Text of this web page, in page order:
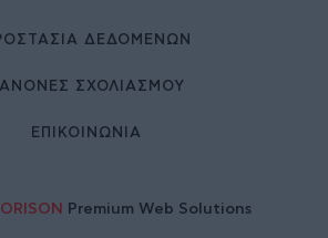
ΔΕΔΟΜΕΝΩΝ
ΣΧΟΛΙΑΣΜΟΥ
ΕΠΙΚΟΙΝΩΝΊΑ
Premium Web Solutions